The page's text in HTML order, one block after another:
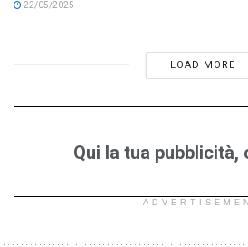
22/05/2025
LOAD MORE
Qui la tua pubblicità,